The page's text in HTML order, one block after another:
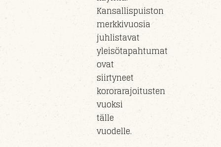
Kansallispuiston
merkkivuosia
juhlistavat
yleisötapahtumat
ovat
siirtyneet
kororarajoitusten
vuoksi
tälle
vuodelle.